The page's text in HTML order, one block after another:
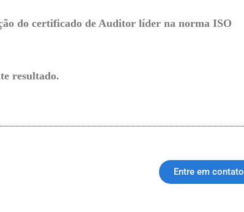
do certificado de Auditor líder na norma ISO
resultado.
Entre em contato